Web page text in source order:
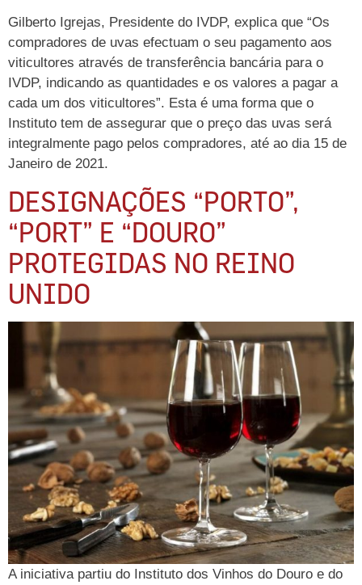
Gilberto Igrejas, Presidente do IVDP, explica que “Os
compradores de uvas efectuam o seu pagamento aos
viticultores através de transferência bancária para o
IVDP, indicando as quantidades e os valores a pagar a
cada um dos viticultores”. Esta é uma forma que o
Instituto tem de assegurar que o preço das uvas será
integralmente pago pelos compradores, até ao dia 15 de
Janeiro de 2021.
DESIGNAÇÕES “PORTO”,
“PORT” E “DOURO”
PROTEGIDAS NO REINO
UNIDO
A iniciativa partiu do Instituto dos Vinhos do Douro e do